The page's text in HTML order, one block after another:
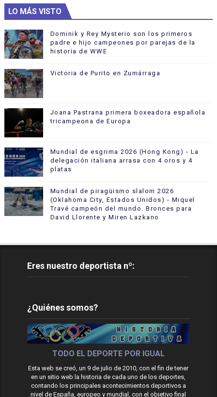
LO MÁS VISTO
Dominik y Rey Mysterio son los primeros
padre e hijo campeones por parejas de la
historia de WWE
Victoria de Purito en Zumárraga
Joana Pastrana primera boxeadora española
tricampeona de Europa
Mundial de esgrima 2026 (Hong Kong) - La
delegación italiana arrasa con 4 oros y 4
platas
Mundial de piragüismo slalom 2026
(Oklahoma City, Estados Unidos) - Miquel
Travé campeón del mundo. Bronces para
David Llorente y Miren Lazkano
Eres nuestro deportista nº:
¿Quiénes somos?
TODO EL DEPORTE POR IGUAL
Esta web se creó, un 9 de julio de 2010, con el fin de tener
en un sitio web la historia de cada uno de los deportes,
contando los principales acontecimientos deportivos a
nivel de España, europeo y mundial, con el objetivo final